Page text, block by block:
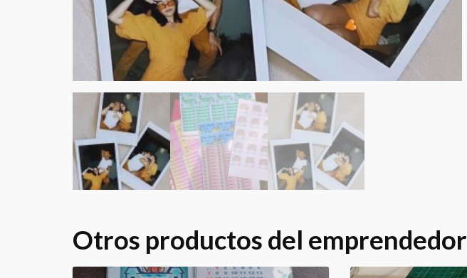
Otros productos del emprendedor